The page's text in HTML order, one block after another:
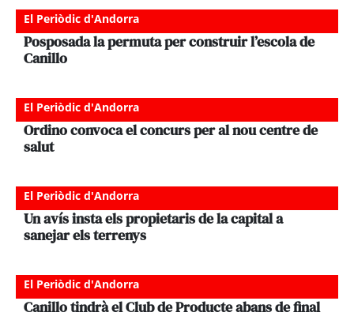
El Periòdic d'Andorra
Posposada la permuta per construir l’escola de
Canillo
El Periòdic d'Andorra
Ordino convoca el concurs per al nou centre de
salut
El Periòdic d'Andorra
Un avís insta els propietaris de la capital a
sanejar els terrenys
El Periòdic d'Andorra
Canillo tindrà el Club de Producte abans de final